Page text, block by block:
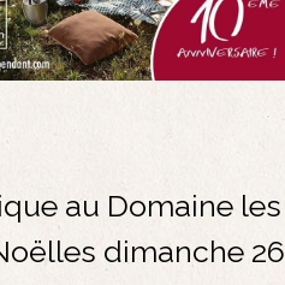
au Domaine les
dimanche 26